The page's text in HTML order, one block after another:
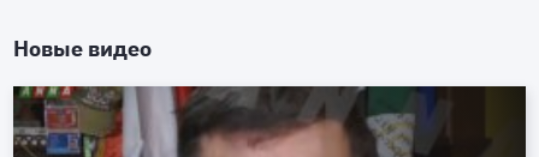
Новые видео